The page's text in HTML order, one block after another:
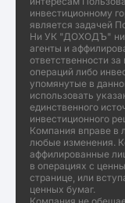
инвестиционному
является задачей
Ни УК "ДОХОДЪ" ни
агенты и
ответственности
операций либо
упомянутые в
использовать
единственного
инвестиционного
Компания вправе в
любые изменения.
аффилированные
в операциях с
странице, или
ценных бумаг.